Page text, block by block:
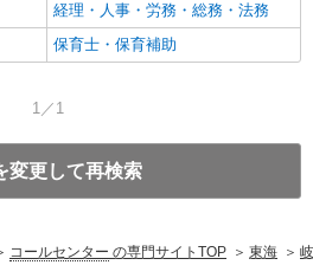
経理・人事・労務・総務・法務
保育士・保育補助
1／1
変更して再検索
コールセンター の専門サイトTOP 東海